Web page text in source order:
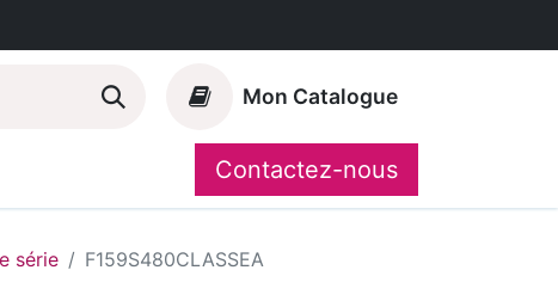
Mon Catalogue
CompoShop
Contactez-nous
série F159S480CLASSEA